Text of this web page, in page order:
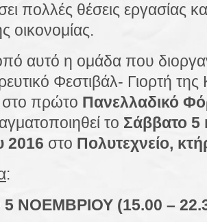
πολλές θέσεις εργασίας
οικονομίας.
αυτό η ομάδα που
Φεστιβάλ- Γιορτή
στο πρώτο Πανελλαδικό
το Σάββατο 5
2016 στο Πολυτεχνείο,
:
ΝΟΕΜΒΡΙΟΥ (15.00 –